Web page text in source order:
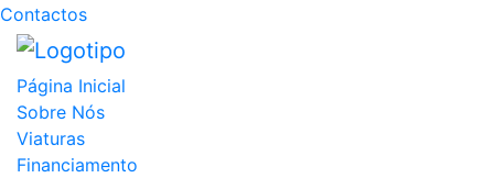
Contactos
Página Inicial
Sobre Nós
Viaturas
Financiamento